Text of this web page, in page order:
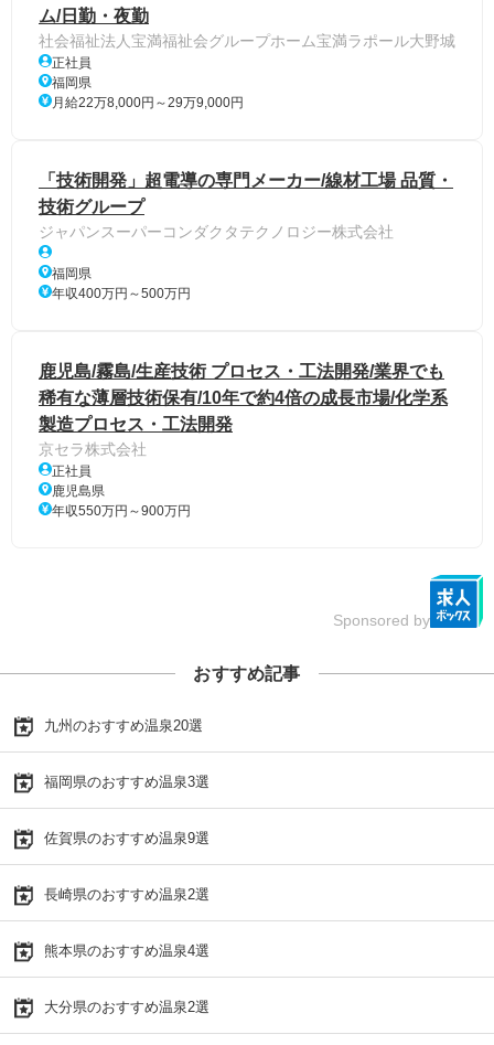
ム/日勤・夜勤
社会福祉法人宝満福祉会グループホーム宝満ラポール大野城
正社員
福岡県
月給22万8,000円～29万9,000円
「技術開発」超電導の専門メーカー/線材工場 品質・
技術グループ
ジャパンスーパーコンダクタテクノロジー株式会社
福岡県
年収400万円～500万円
鹿児島/霧島/生産技術 プロセス・工法開発/業界でも
稀有な薄層技術保有/10年で約4倍の成長市場/化学系
製造プロセス・工法開発
京セラ株式会社
正社員
鹿児島県
年収550万円～900万円
Sponsored by
おすすめ記事
九州のおすすめ温泉20選
福岡県のおすすめ温泉3選
佐賀県のおすすめ温泉9選
長崎県のおすすめ温泉2選
熊本県のおすすめ温泉4選
大分県のおすすめ温泉2選